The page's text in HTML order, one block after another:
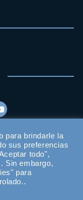
para brindarle la
sus preferencias
todo",
Sin embargo,
para